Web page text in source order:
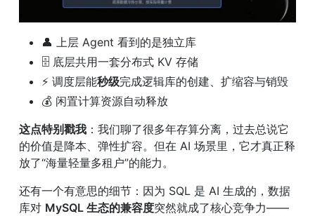
👤 上层 Agent 看到的是独立库
🗄️ 底层共用一套分布式 KV 存储
⚡ 调度层能秒级完成逻辑库的创建、扩缩容与销毁
💰 闲置计算资源自动释放
这点特别戳我 ：我们聊了很多年存算分离，过去总说它
的价值是降本、弹性扩容。但在 AI 场景里，它才真正释
放了“海量轻量多租户”的能力。
还有一个有意思的细节：因为 SQL 是 AI 生成的，数据
库对 MySQL 生态的兼容度突然就成了核心竞争力——